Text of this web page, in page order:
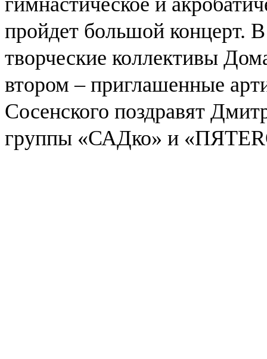
пройдет большой концерт.
творческие коллективы
втором – приглашенные
Сосенского поздравят
группы «САДко» и